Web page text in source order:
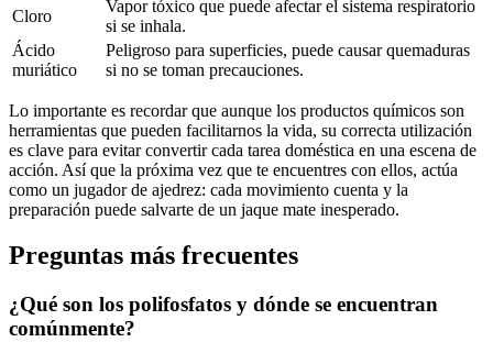
Cloro
Vapor tóxico que puede afectar‌ el sistema‍ respiratorio
si‌ se inhala.
Ácido
muriático
Peligroso para ⁤superficies, ‌puede⁣ causar​ quemaduras
si no se toman precauciones.
Lo​ importante ⁤es recordar que aunque los productos‍ químicos son
herramientas⁢ que pueden facilitarnos la vida, su correcta utilización
es clave ⁤para evitar convertir cada tarea doméstica en una escena de
acción. ‍Así que la próxima vez que te encuentres ⁢con ellos,⁤ actúa
como un jugador‌ de ​ajedrez: cada ‌movimiento cuenta y la⁢
preparación puede salvarte de un jaque mate inesperado.
Preguntas más frecuentes
¿Qué⁣ son los polifosfatos y‌ dónde⁤ se encuentran
comúnmente?